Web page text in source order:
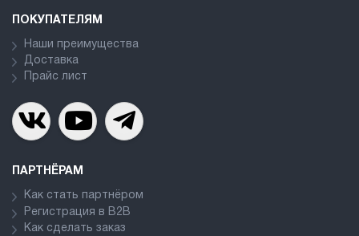
ПОКУПАТЕЛЯМ
Наши преимущества
Доставка
Прайс лист
ПАРТНЁРАМ
Как стать партнёром
Регистрация в В2В
Как сделать заказ